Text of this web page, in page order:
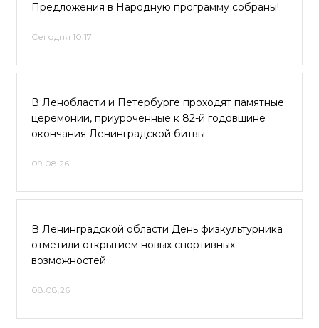
Предложения в Народную программу собраны!
Сегодня 10:17
В Ленобласти и Петербурге проходят памятные
церемонии, приуроченные к 82-й годовщине
окончания Ленинградской битвы
09.08.26
В Ленинградской области День физкультурника
отметили открытием новых спортивных
возможностей
08.08.26